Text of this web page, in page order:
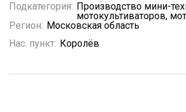
Подкатегория: Производство мини-
мотокультиваторов,
Регион: Московская область
Нас. пункт: Королёв